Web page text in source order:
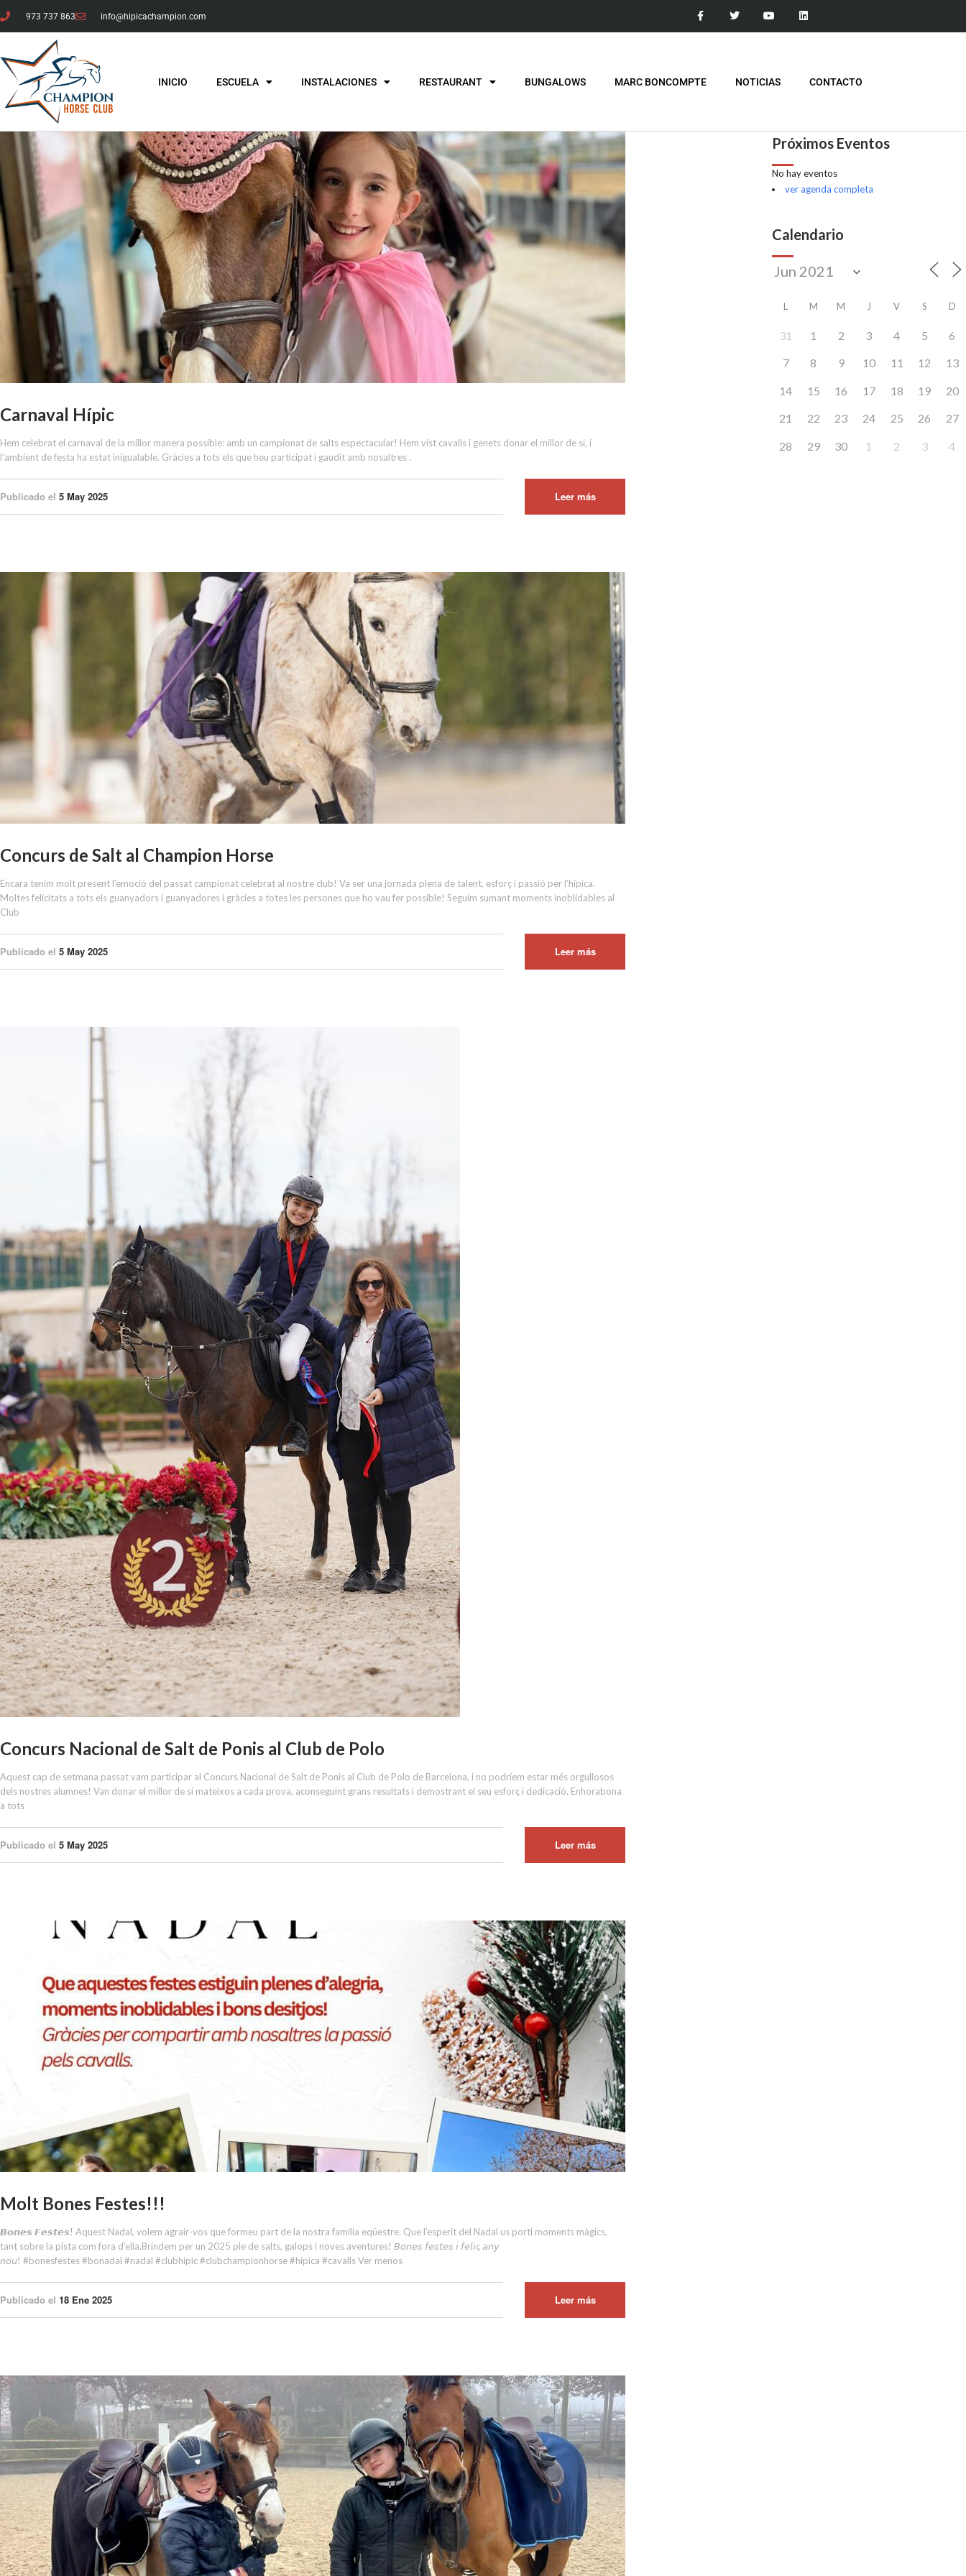
973 737 863 info@hipicachampion.com
INICIO ESCUELA INSTALACIONES RESTAURANT BUNGALOWS MARC BONCOMPTE NOTICIAS CONTACTO
Carnaval Hípic
Hem celebrat el carnaval de la millor manera possible: amb un campionat de salts espectacular! Hem vist cavalls i genets donar el millor de si, i
l’ambient de festa ha estat inigualable. Gràcies a tots els que heu participat i gaudit amb nosaltres .
Publicado el 5 May 2025 Leer más
Concurs de Salt al Champion Horse
Encara tenim molt present l’emoció del passat campionat celebrat al nostre club! Va ser una jornada plena de talent, esforç i passió per l’hípica.
Moltes felicitats a tots els guanyadors i guanyadores i gràcies a totes les persones que ho vau fer possible! Seguim sumant moments inoblidables al
Club
Publicado el 5 May 2025 Leer más
Concurs Nacional de Salt de Ponis al Club de Polo
Aquest cap de setmana passat vam participar al Concurs Nacional de Salt de Ponis al Club de Polo de Barcelona, i no podríem estar més orgullosos
dels nostres alumnes! Van donar el millor de si mateixos a cada prova, aconseguint grans resultats i demostrant el seu esforç i dedicació. Enhorabona
a tots
Publicado el 5 May 2025 Leer más
Molt Bones Festes!!!
𝘽𝙤𝙣𝙚𝙨 𝙁𝙚𝙨𝙩𝙚𝙨! Aquest Nadal, volem agrair-vos que formeu part de la nostra família eqüestre. Que l’esperit del Nadal us porti moments màgics,
tant sobre la pista com fora d’ella.Brindem per un 2025 ple de salts, galops i noves aventures! 𝘉𝘰𝘯𝘦𝘴 𝘧𝘦𝘴𝘵𝘦𝘴 𝘪 𝘧𝘦𝘭𝘪ç 𝘢𝘯𝘺
𝘯𝘰𝘶! #bonesfestes #bonadal #nadal #clubhipic #clubchampionhorse #hipica #cavalls Ver menos
Publicado el 18 Ene 2025 Leer más
Próximos Eventos
No hay eventos
ver agenda completa
Calendario
L M M J V S D
31 1 2 3 4 5 6
7 8 9 10 11 12 13
14 15 16 17 18 19 20
21 22 23 24 25 26 27
28 29 30 1 2 3 4